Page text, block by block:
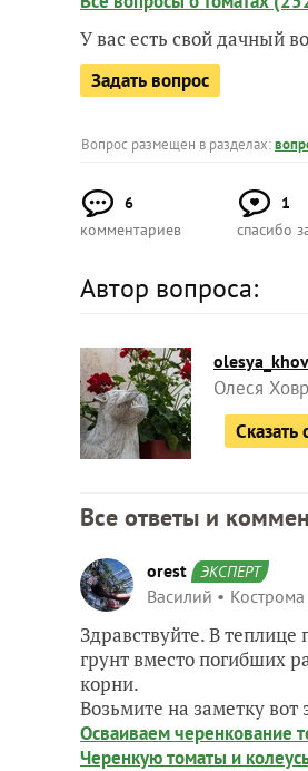
У вас есть свой дачный
Задать вопрос
Вопрос размещен в разделах:
6
комментариев
1
спасибо
Автор вопроса:
Олеся
Сказать
Все ответы и
orest ЭКСПЕРТ
Василий Кострома
Здравствуйте. В
грунт вместо погибших
корни.
Возьмите на заметку
Осваиваем черенкование
Черенкую томаты и